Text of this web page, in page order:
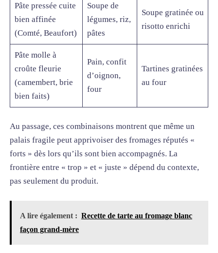
Pâte pressée cuite
bien affinée
(Comté, Beaufort)
Soupe de
légumes, riz,
pâtes
Soupe gratinée ou
risotto enrichi
Pâte molle à
croûte fleurie
(camembert, brie
bien faits)
Pain, confit
d’oignon,
four
Tartines gratinées
au four
Au passage, ces combinaisons montrent que même un
palais fragile peut apprivoiser des fromages réputés «
forts » dès lors qu’ils sont bien accompagnés. La
frontière entre « trop » et « juste » dépend du contexte,
pas seulement du produit.
A lire également : Recette de tarte au fromage blanc
façon grand-mère